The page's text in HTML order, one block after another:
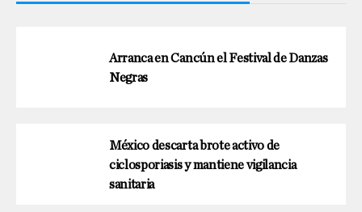
Arranca en Cancún el Festival de Danzas
Negras
México descarta brote activo de
ciclosporiasis y mantiene vigilancia
sanitaria